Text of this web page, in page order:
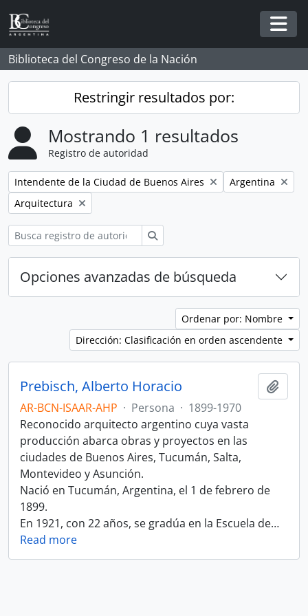
Skip to main content
Biblioteca del Congreso de la Nación
Restringir resultados por:
Mostrando 1 resultados
Registro de autoridad
Remove filter:
Intendente de la Ciudad de Buenos Aires Remove filter:
Argentina
Remove filter:
Arquitectura
Opciones avanzadas de búsqueda
Ordenar por: Nombre
Dirección: Clasificación en orden ascendente
Prebisch, Alberto Horacio
AR-BCN-ISAAR-AHP · Persona · 1899-1970
Reconocido arquitecto argentino cuya vasta
producción abarca obras y proyectos en las
ciudades de Buenos Aires, Tucumán, Salta,
Montevideo y Asunción.
Nació en Tucumán, Argentina, el 1 de febrero de
1899.
En 1921, con 22 años, se gradúa en la Escuela de…
Read more